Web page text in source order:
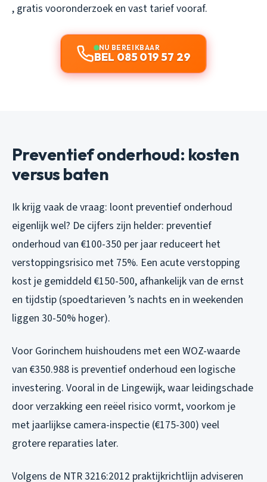
, gratis vooronderzoek en vast tarief vooraf.
NU BEREIKBAAR
BEL 085 019 57 29
Preventief onderhoud: kosten
versus baten
Ik krijg vaak de vraag: loont preventief onderhoud
eigenlijk wel? De cijfers zijn helder: preventief
onderhoud van €100-350 per jaar reduceert het
verstoppingsrisico met 75%. Een acute verstopping
kost je gemiddeld €150-500, afhankelijk van de ernst
en tijdstip (spoedtarieven ’s nachts en in weekenden
liggen 30-50% hoger).
Voor Gorinchem huishoudens met een WOZ-waarde
van €350.988 is preventief onderhoud een logische
investering. Vooral in de Lingewijk, waar leidingschade
door verzakking een reëel risico vormt, voorkom je
met jaarlijkse camera-inspectie (€175-300) veel
grotere reparaties later.
Volgens de NTR 3216:2012 praktijkrichtlijn adviseren